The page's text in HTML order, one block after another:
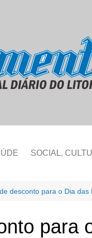
SOCIAL,
desconto para o Dia das
para